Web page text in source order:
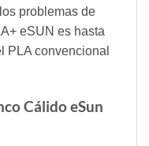
problemas de
eSUN es hasta
PLA convencional
Cálido eSun